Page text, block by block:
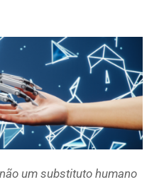
um substituto humano